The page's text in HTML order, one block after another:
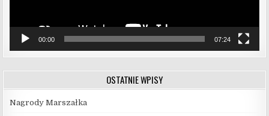
00:00 07:24
OSTATNIE WPISY
Nagrody Marszałka